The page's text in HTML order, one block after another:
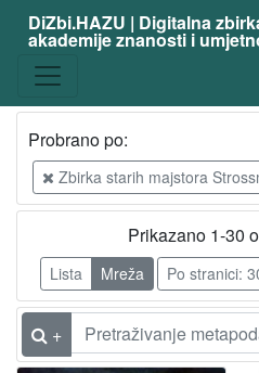
DiZbi.HAZU | Digitalna
akademije znanosti i
Probrano po:
Zbirka starih majstora
Prikazano 1-30
Lista Mreža Po stranici:
+